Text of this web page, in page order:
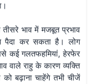
तीसरे भाव में मजबूत प्रभाव
पैदा कर सकता है। लोग
कई गलतफहमियां, हेरफेर
वाले राहु के कारण व्यक्ति
को बढ़ाना चाहेंगे तभी चीजें